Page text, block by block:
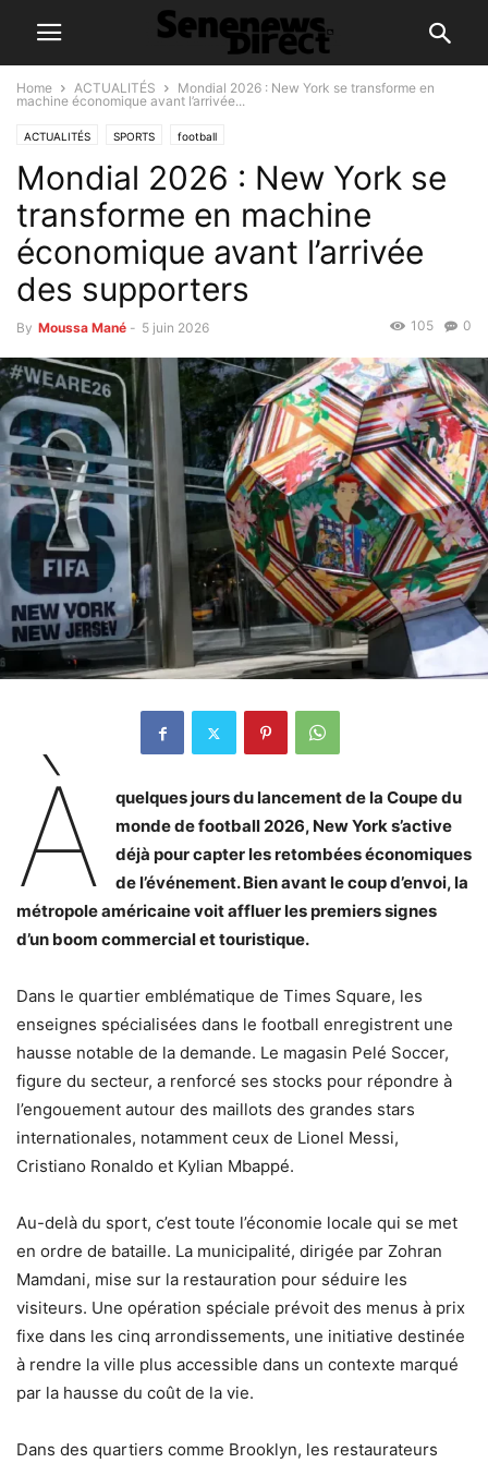
Home ACTUALITÉS
Mondial 2026 : New York se transforme en
machine économique avant l’arrivée...
ACTUALITÉS SPORTS football
Mondial 2026 : New York se
transforme en machine
économique avant l’arrivée
des supporters
By Moussa Mané - 5 juin 2026 0
105
À
quelques jours du lancement de la Coupe du
monde de football 2026, New York s’active
déjà pour capter les retombées économiques
de l’événement. Bien avant le coup d’envoi, la
métropole américaine voit affluer les premiers signes
d’un boom commercial et touristique.
Dans le quartier emblématique de Times Square, les
enseignes spécialisées dans le football enregistrent une
hausse notable de la demande. Le magasin Pelé Soccer,
figure du secteur, a renforcé ses stocks pour répondre à
l’engouement autour des maillots des grandes stars
internationales, notamment ceux de Lionel Messi,
Cristiano Ronaldo et Kylian Mbappé.
Au-delà du sport, c’est toute l’économie locale qui se met
en ordre de bataille. La municipalité, dirigée par Zohran
Mamdani, mise sur la restauration pour séduire les
visiteurs. Une opération spéciale prévoit des menus à prix
fixe dans les cinq arrondissements, une initiative destinée
à rendre la ville plus accessible dans un contexte marqué
par la hausse du coût de la vie.
Dans des quartiers comme Brooklyn, les restaurateurs